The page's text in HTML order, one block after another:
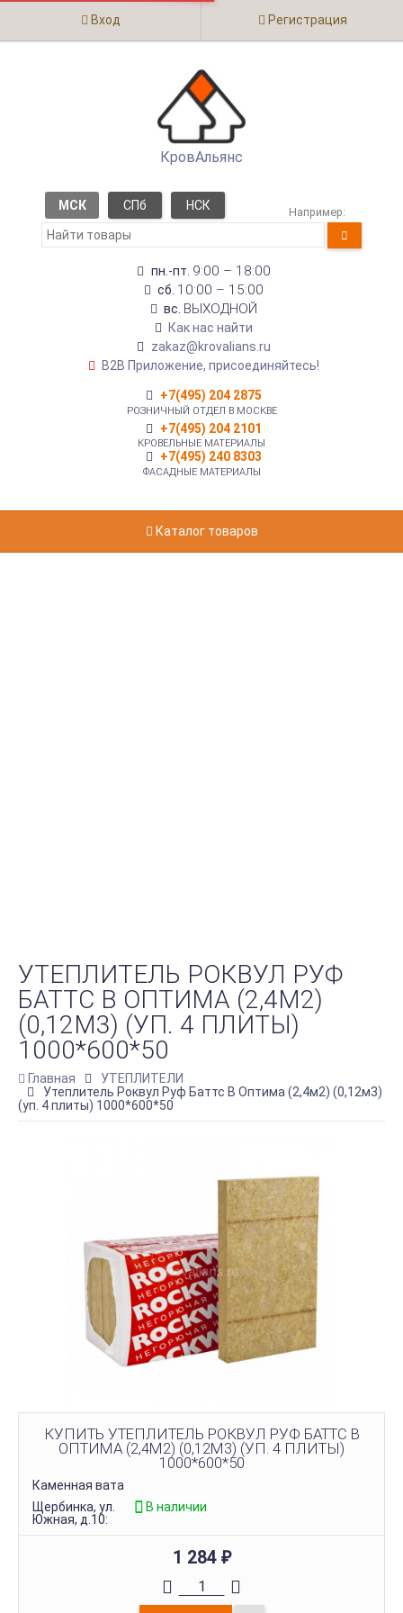
Вход Регистрация
КровАльянс
МСК СПб НСК Например:
пн.-пт. 9:00 – 18:00
сб. 10:00 – 15:00
вс. ВЫХОДНОЙ
Как нас найти
zakaz@krovalians.ru
B2B Приложение, присоединяйтесь!
+7(495) 204 2875
РОЗНИЧНЫЙ ОТДЕЛ В МОСКВЕ
+7(495) 204 2101
КРОВЕЛЬНЫЕ МАТЕРИАЛЫ
+7(495) 240 8303
ФАСАДНЫЕ МАТЕРИАЛЫ
Каталог товаров
УТЕПЛИТЕЛЬ РОКВУЛ РУФ
БАТТС В ОПТИМА (2,4М2)
(0,12М3) (УП. 4 ПЛИТЫ)
1000*600*50
Главная
УТЕПЛИТЕЛИ
Утеплитель Роквул Руф Баттс В Оптима (2,4м2) (0,12м3)
(уп. 4 плиты) 1000*600*50
КУПИТЬ УТЕПЛИТЕЛЬ РОКВУЛ РУФ БАТТС В
ОПТИМА (2,4М2) (0,12М3) (УП. 4 ПЛИТЫ)
1000*600*50
Каменная вата
Щербинка, ул.
Южная, д.10:
В наличии
1 284 ₽